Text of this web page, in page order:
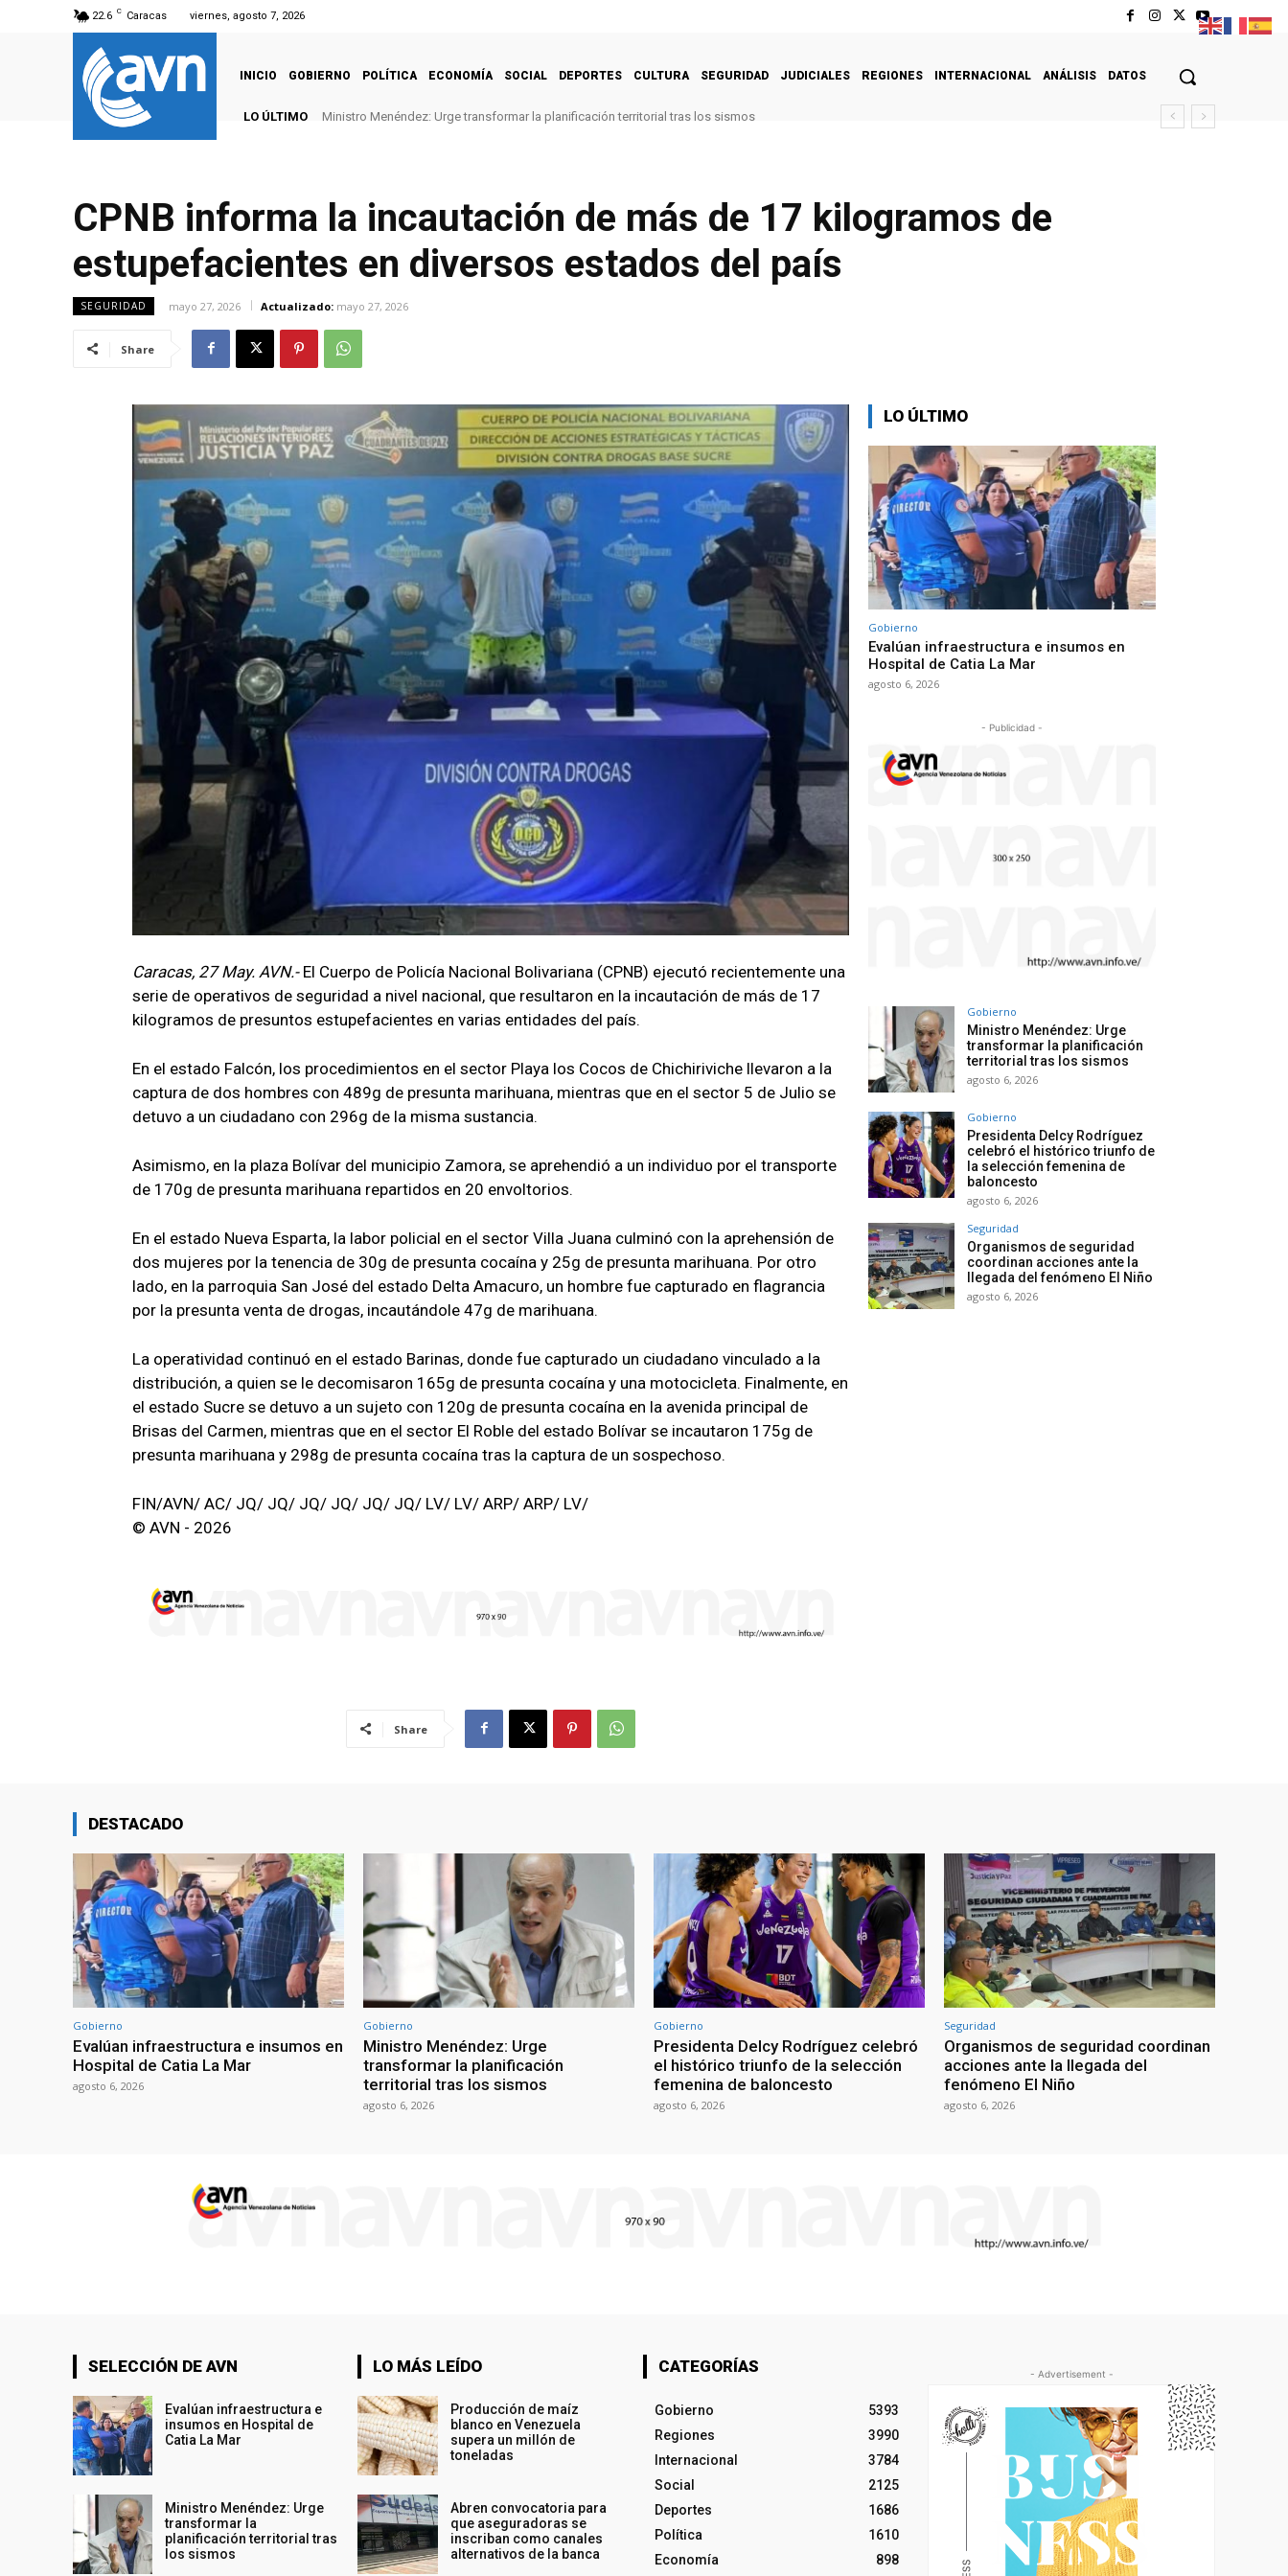
22.6 C Caracas viernes, agosto 7, 2026
INICIO GOBIERNO POLÍTICA ECONOMÍA SOCIAL DEPORTES CULTURA SEGURIDAD JUDICIALES REGIONES INTERNACIONAL ANÁLISIS DATOS
LO ÚLTIMO Ministro Menéndez: Urge transformar la planificación territorial tras los sismos
CPNB informa la incautación de más de 17 kilogramos de
estupefacientes en diversos estados del país
SEGURIDAD mayo 27, 2026 Actualizado: mayo 27, 2026
Share
Caracas, 27 May. AVN.- El Cuerpo de Policía Nacional Bolivariana (CPNB) ejecutó recientemente una
serie de operativos de seguridad a nivel nacional, que resultaron en la incautación de más de 17
kilogramos de presuntos estupefacientes en varias entidades del país.
En el estado Falcón, los procedimientos en el sector Playa los Cocos de Chichiriviche llevaron a la
captura de dos hombres con 489g de presunta marihuana, mientras que en el sector 5 de Julio se
detuvo a un ciudadano con 296g de la misma sustancia.
Asimismo, en la plaza Bolívar del municipio Zamora, se aprehendió a un individuo por el transporte
de 170g de presunta marihuana repartidos en 20 envoltorios.
En el estado Nueva Esparta, la labor policial en el sector Villa Juana culminó con la aprehensión de
dos mujeres por la tenencia de 30g de presunta cocaína y 25g de presunta marihuana. Por otro
lado, en la parroquia San José del estado Delta Amacuro, un hombre fue capturado en flagrancia
por la presunta venta de drogas, incautándole 47g de marihuana.
La operatividad continuó en el estado Barinas, donde fue capturado un ciudadano vinculado a la
distribución, a quien se le decomisaron 165g de presunta cocaína y una motocicleta. Finalmente, en
el estado Sucre se detuvo a un sujeto con 120g de presunta cocaína en la avenida principal de
Brisas del Carmen, mientras que en el sector El Roble del estado Bolívar se incautaron 175g de
presunta marihuana y 298g de presunta cocaína tras la captura de un sospechoso.
FIN/AVN/ AC/ JQ/ JQ/ JQ/ JQ/ JQ/ JQ/ LV/ LV/ ARP/ ARP/ LV/
© AVN - 2026
Share
LO ÚLTIMO
Gobierno
Evalúan infraestructura e insumos en
Hospital de Catia La Mar
agosto 6, 2026
- Publicidad -
Gobierno
Ministro Menéndez: Urge
transformar la planificación
territorial tras los sismos
agosto 6, 2026
Gobierno
Presidenta Delcy Rodríguez
celebró el histórico triunfo de
la selección femenina de
baloncesto
agosto 6, 2026
Seguridad
Organismos de seguridad
coordinan acciones ante la
llegada del fenómeno El Niño
agosto 6, 2026
DESTACADO
Gobierno
Evalúan infraestructura e insumos en
Hospital de Catia La Mar
agosto 6, 2026
Gobierno
Ministro Menéndez: Urge
transformar la planificación
territorial tras los sismos
agosto 6, 2026
Gobierno
Presidenta Delcy Rodríguez celebró
el histórico triunfo de la selección
femenina de baloncesto
agosto 6, 2026
Seguridad
Organismos de seguridad coordinan
acciones ante la llegada del
fenómeno El Niño
agosto 6, 2026
SELECCIÓN DE AVN
Evalúan infraestructura e
insumos en Hospital de
Catia La Mar
Ministro Menéndez: Urge
transformar la
planificación territorial tras
los sismos
LO MÁS LEÍDO
Producción de maíz
blanco en Venezuela
supera un millón de
toneladas
Abren convocatoria para
que aseguradoras se
inscriban como canales
alternativos de la banca
CATEGORÍAS
Gobierno
5393
Regiones
3990
Internacional
3784
Social
2125
Deportes
1686
Política
1610
Economía
898
- Advertisement -